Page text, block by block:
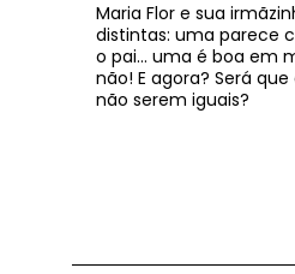
Maria Flor e sua
distintas: uma parece
o pai… uma é boa em
não! E agora? Será
não serem iguais?